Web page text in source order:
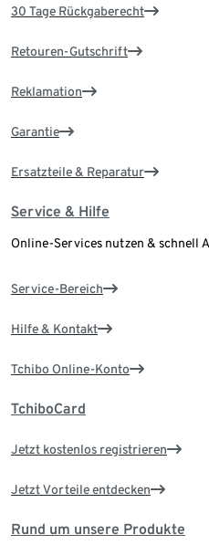
30 Tage Rückgaberecht
Retouren-Gutschrift
Reklamation
Garantie
Ersatzteile & Reparatur
Service & Hilfe
Online-Services nutzen & schnell
Service-Bereich
Hilfe & Kontakt
Tchibo Online-Konto
TchiboCard
Jetzt kostenlos registrieren
Jetzt Vorteile entdecken
Rund um unsere Produkte